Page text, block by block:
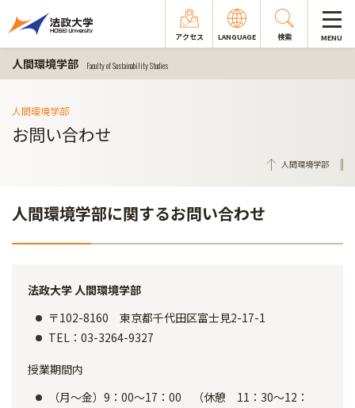
アクセス LANGUAGE 検索 MENU
人間環境学部 Faculty of Sustainability Studies
人間環境学部
お問い合わせ
人間環境学部
人間環境学部に関するお問い合わせ
法政大学 人間環境学部
〒102-8160 東京都千代田区富士見2-17-1
TEL：03-3264-9327
授業期間内
（月～金）9：00～17：00 （休憩 11：30～12：